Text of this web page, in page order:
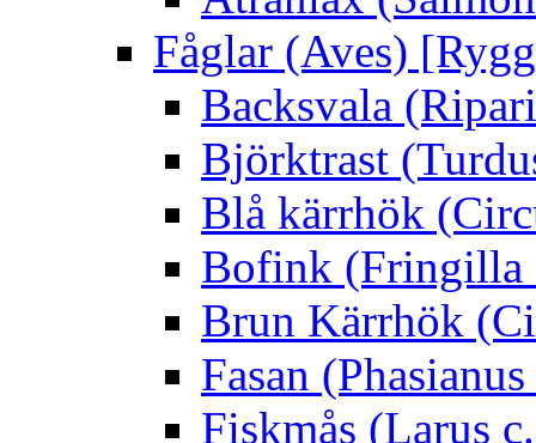
Fåglar (Aves)
Backsvala
Björktrast
Blå kärrhök
Bofink (Fringilla
Brun Kärrhök
Fasan
Fiskmås (Larus